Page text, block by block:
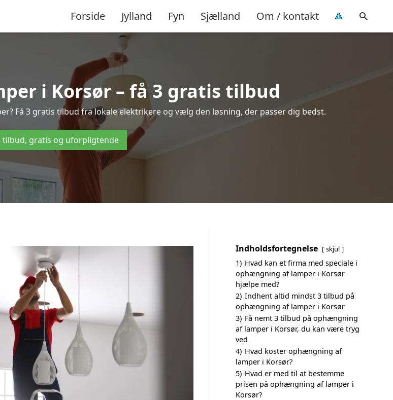
Forside Jylland Fyn Sjælland Om / kontakt
i Korsør – få 3 gratis tilbud
Få 3 gratis tilbud fra lokale elektrikere og vælg den løsning, der passer dig bedst.
tilbud, gratis og uforpligtende
Indholdsfortegnelse skjul
1) Hvad kan et firma med speciale i
ophængning af lamper i Korsør
hjælpe med?
2) Indhent altid mindst 3 tilbud på
ophængning af lamper i Korsør
3) Få nemt 3 tilbud på ophængning
af lamper i Korsør, du kan være tryg
ved
4) Hvad koster ophængning af
lamper i Korsør?
5) Hvad er med til at bestemme
prisen på ophængning af lamper i
Korsør?